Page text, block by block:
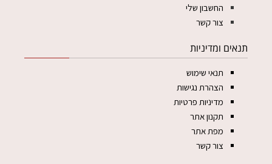
החשבון שלי
צור קשר
תנאים ומדיניות
תנאי שימוש
הצהרת נגישות
מדיניות פרטיות
תקנון אתר
מפת אתר
צור קשר